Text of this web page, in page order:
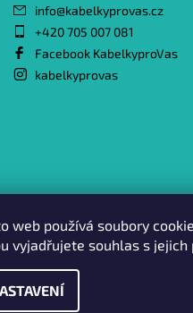
info@kabelkyprovas.cz
+420 705 007 081
Facebook KabelkyproVas
kabelkyprovas
web používá soubory
vyjadřujete souhlas s jejich